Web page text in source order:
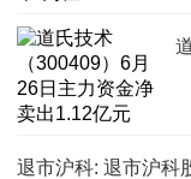
退市沪科: 退市沪科